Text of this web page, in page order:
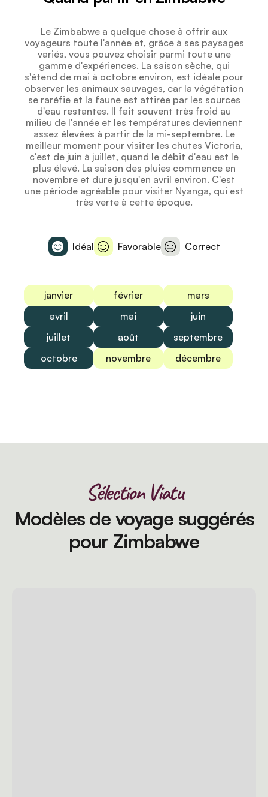
Le Zimbabwe a quelque chose à offrir aux
voyageurs toute l'année et, grâce à ses paysages
variés, vous pouvez choisir parmi toute une
gamme d'expériences. La saison sèche, qui
s'étend de mai à octobre environ, est idéale pour
observer les animaux sauvages, car la végétation
se raréfie et la faune est attirée par les sources
d'eau restantes. Il fait souvent très froid au
milieu de l'année et les températures deviennent
assez élevées à partir de la mi-septembre. Le
meilleur moment pour visiter les chutes Victoria,
c'est de juin à juillet, quand le débit d'eau est le
plus élevé. La saison des pluies commence en
novembre et dure jusqu'en avril environ. C'est
une période agréable pour visiter Nyanga, qui est
très verte à cette époque.
Idéal Favorable Correct
janvier février
mars
avril
mai
juin
juillet
août
septembre
octobre
novembre décembre
Sélection Viatu
Modèles de voyage suggérés
pour Zimbabwe